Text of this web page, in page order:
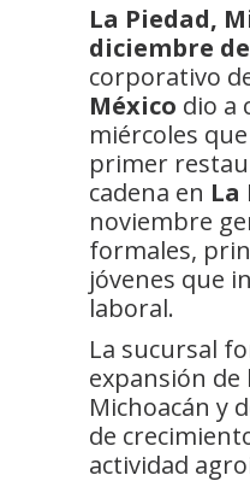
La Piedad,
diciembre de
corporativo
México dio a
miércoles
primer
cadena en La
noviembre
formales,
jóvenes que
laboral.
La sucursal
expansión de
Michoacán y
de
actividad